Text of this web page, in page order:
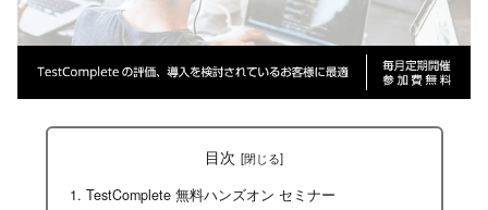
目次
TestComplete 無料ハンズオン セミナー